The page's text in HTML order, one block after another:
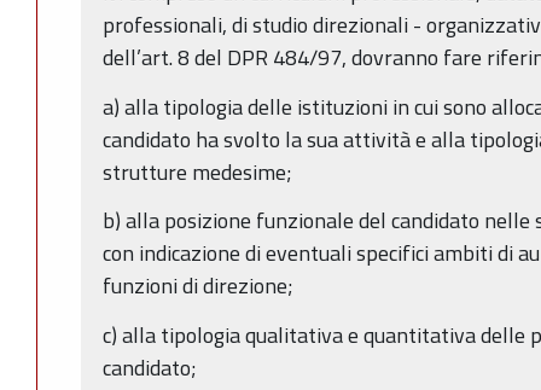
professionali, di studio direzionali -
dell’art. 8 del DPR 484/97, dovranno fare
a) alla tipologia delle istituzioni in cui sono
candidato ha svolto la sua attività e alla
strutture medesime;
b) alla posizione funzionale del candidato
con indicazione di eventuali specifici ambiti di
funzioni di direzione;
c) alla tipologia qualitativa e quantitativa
candidato;